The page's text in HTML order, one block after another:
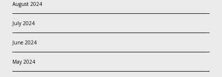
August 2024
July 2024
June 2024
May 2024